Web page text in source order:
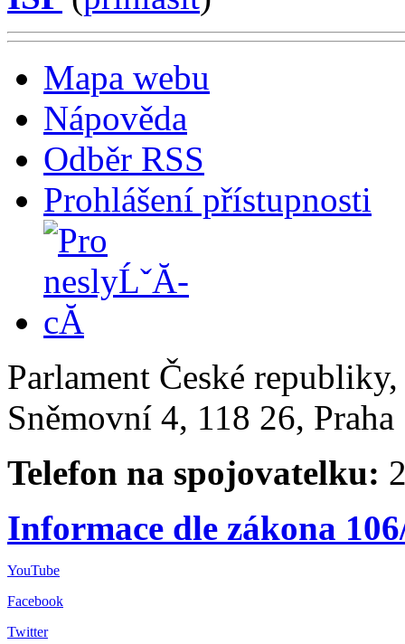
Mapa webu
Nápověda
Odběr RSS
Prohlášení přístupnosti
Parlament České
Sněmovní 4, 118 26,
Telefon na spojovatelku:
Informace dle zákona
YouTube
Facebook
Twitter